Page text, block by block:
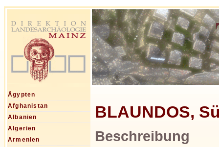
Ägypten
Afghanistan
Albanien
Algerien
Armenien
BLAUNDOS,
Beschreibung